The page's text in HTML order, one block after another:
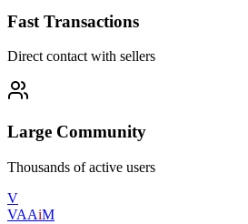
Fast Transactions
Direct contact with sellers
Large Community
Thousands of active users
V
VAAiM